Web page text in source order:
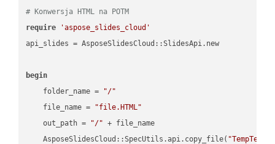
# Konwersja HTML na POTM
require
'aspose_slides_cloud'
api_slides = AsposeSlidesCloud::SlidesApi.new
begin
    folder_name =
"/"
    file_name =
"file.HTML"
    out_path =
"/" + file_name
    AsposeSlidesCloud::SpecUtils.api.copy_file(